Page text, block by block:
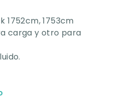
1753cm
carga y otro para